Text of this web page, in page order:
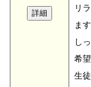
リ
ます
し
希
生